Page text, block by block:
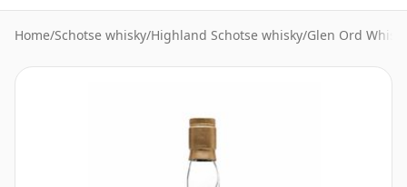
Home/Schotse whisky/Highland Schotse whisky/Glen Ord